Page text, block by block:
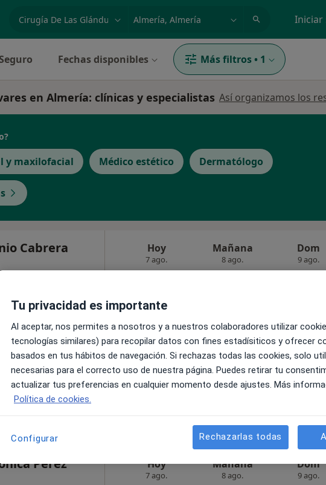
especialidad, enfermedad o nombre
p. ej. Madrid Iniciar
Seguro Fechas disponibles Más filtros • 1
en Almería: clínicas y especialistas Así organizamos los
y maxilofacial Médico estético Dermatólogo
Cabrera
maxilofacial, Médico
más
opiniones
Almería •Mapa
sin especificar
Hoy
7 ago.
Mañana
8 ago.
Dom
9 ago.
Este servicio no está disponible.
Otros servicios
Pérez
Hoy
7 ago.
Mañana
8 ago.
Dom
9 ago.
Tu privacidad es importante
Al aceptar, nos permites a nosotros y a nuestros colaboradores utilizar
tecnologías similares) para recopilar datos con fines estadísiticos y ofrecer
basados en tus hábitos de navegación. Si rechazas todas las cookies, solo
necesarias para el correcto uso de nuestra página. Puedes retirar tu
actualizar tus preferencias en cualquier momento desde ajustes. Más
Política de cookies.
Configurar Rechazarlas todas